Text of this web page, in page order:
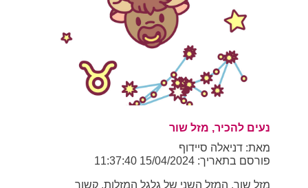
נעים להכיר, מזל שור
מאת: דניאלה סיידוף
פורסם בתאריך: 15/04/2024 11:37:40
מזל שור, המזל השני של גלגל המזלות, קשור